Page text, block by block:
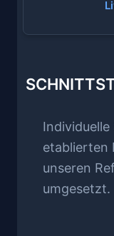
etablierten
unseren
umgesetzt.